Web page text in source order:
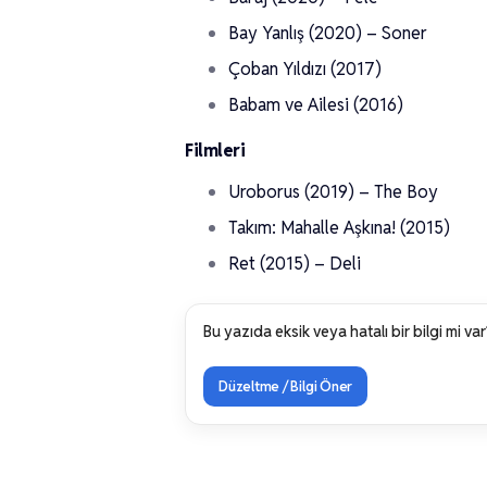
Bay Yanlış (2020) – Soner
Çoban Yıldızı (2017)
Babam ve Ailesi (2016)
Filmleri
Uroborus (2019) – The Boy
Takım: Mahalle Aşkına! (2015)
Ret (2015) – Deli
Bu yazıda eksik veya hatalı bir bilgi mi
Düzeltme / Bilgi Öner